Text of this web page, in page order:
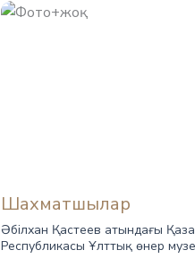
Шахматшылар
Әбілхан Қастеев атындағы
Республикасы Ұлттық өнер